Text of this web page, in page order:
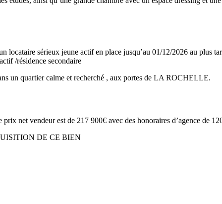
locataire sérieux jeune actif en place jusqu’au 01/12/2026 au plus
/résidence secondaire
un quartier calme et recherché , aux portes de LA ROCHELLE.
net vendeur est de 217 900€ avec des honoraires d’agence de
DE CE BIEN